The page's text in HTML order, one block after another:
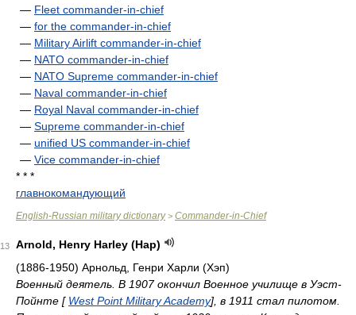
— Fleet commander-in-chief
— for the commander-in-chief
— Military Airlift commander-in-chief
— NATO commander-in-chief
— NATO Supreme commander-in-chief
— Naval commander-in-chief
— Royal Naval commander-in-chief
— Supreme commander-in-chief
— unified US commander-in-chief
— Vice commander-in-chief
* * *
главнокомандующий
English-Russian military dictionary> Commander-in-Chief
13
Arnold, Henry Harley (Hap)
(1886-1950) Арнольд, Генри Харли (Хэп)
Военный деятель. В 1907 окончил Военное училище в Уэст-
Пойнте [ West Point Military Academy], в 1911 стал пилотом.